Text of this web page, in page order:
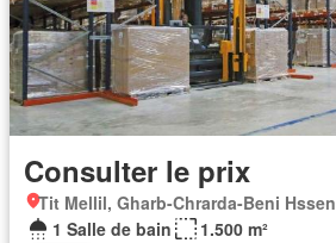
Consulter le prix
Tit Mellil, Gharb-Chrarda-Beni Hssen
1 Salle de bain
1.500 m²